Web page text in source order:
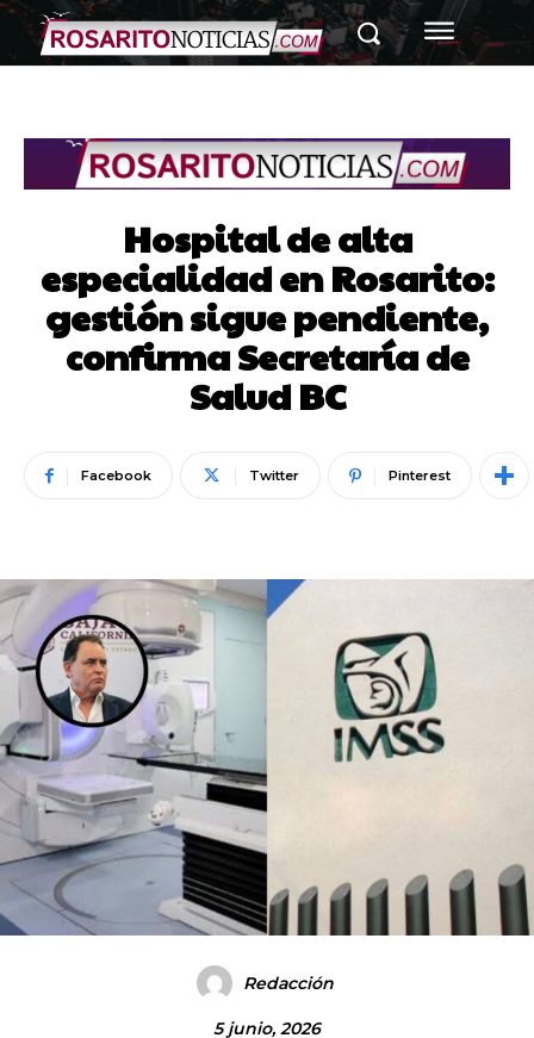
Hospital de alta
especialidad en Rosarito:
gestión sigue pendiente,
confirma Secretaría de
Salud BC
Facebook Twitter Pinterest
Redacción
5 junio, 2026